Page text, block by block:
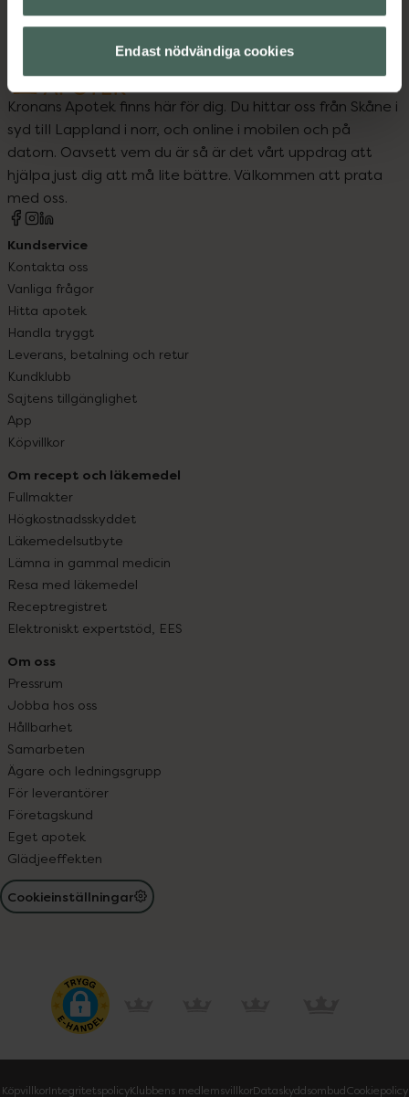
Endast nödvändiga cookies
Kronans Apotek finns här för dig. Du hittar oss från Skåne i
syd till Lappland i norr, och online i mobilen och på
datorn. Oavsett vem du är så är det vårt uppdrag att
hjälpa just dig att må lite bättre. Välkommen att prata
med oss.
Kundservice
Kontakta oss
Vanliga frågor
Hitta apotek
Handla tryggt
Leverans, betalning och retur
Kundklubb
Sajtens tillgänglighet
App
Köpvillkor
Om recept och läkemedel
Fullmakter
Högkostnadsskyddet
Läkemedelsutbyte
Lämna in gammal medicin
Resa med läkemedel
Receptregistret
Elektroniskt expertstöd, EES
Om oss
Pressrum
Jobba hos oss
Hållbarhet
Samarbeten
Ägare och ledningsgrupp
För leverantörer
Företagskund
Eget apotek
Glädjeeffekten
Cookieinställningar
KöpvillkorIntegritetspolicyKlubbens medlemsvillkorDataskyddsombudCookiepolicy